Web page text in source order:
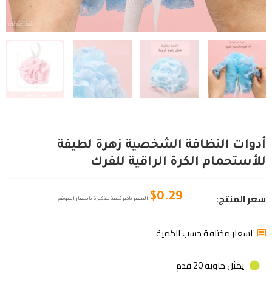
أدوات النظافة الشخصية زهرة لطيفة
للأستحمام الكرة الراقية للفرك
سعر المنتج: $0.29 السعر باكبر كمية مذكورة باسعار الموقع
اسعار مختلفة حسب الكمية
يمثل حاوية 20 قدم